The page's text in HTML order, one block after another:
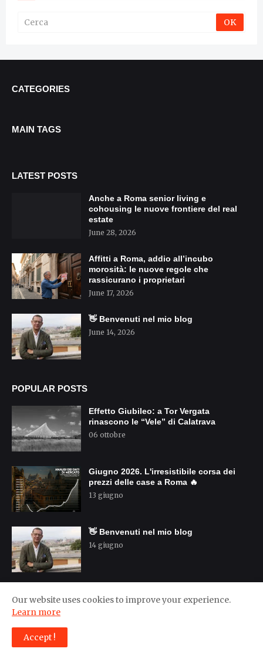
CATEGORIES
MAIN TAGS
LATEST POSTS
Anche a Roma senior living e
cohousing le nuove frontiere del real
estate
June 28, 2026
Affitti a Roma, addio all’incubo
morosità: le nuove regole che
rassicurano i proprietari
June 17, 2026
👋 Benvenuti nel mio blog
June 14, 2026
POPULAR POSTS
Effetto Giubileo: a Tor Vergata
rinascono le “Vele” di Calatrava
06 ottobre
Giugno 2026. L'irresistibile corsa dei
prezzi delle case a Roma 🔥
13 giugno
👋 Benvenuti nel mio blog
14 giugno
Home
Our website uses cookies to improve your experience.
Learn more
Accept !